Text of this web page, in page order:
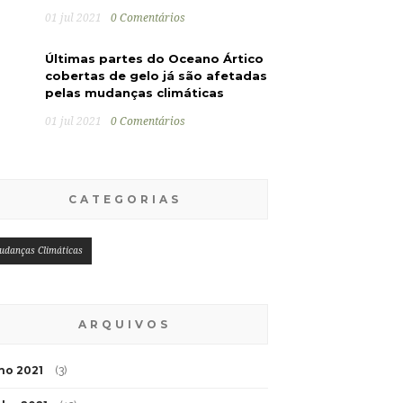
01 jul 2021 0 Comentários
Últimas partes do Oceano Ártico
cobertas de gelo já são afetadas
pelas mudanças climáticas
01 jul 2021 0 Comentários
CATEGORIAS
Climáticas
ARQUIVOS
2021 (3)